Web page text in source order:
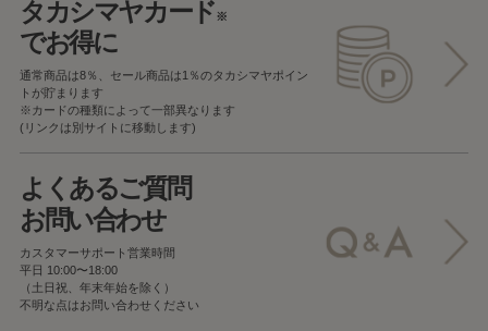
タカシマヤカード※
でお得に
通常商品は8％、セール商品は1％のタカシマヤポイン
トが貯まります
※カードの種類によって一部異なります
(リンクは別サイトに移動します)
よくあるご質問
お問い合わせ
カスタマーサポート営業時間
平日 10:00〜18:00
（土日祝、年末年始を除く）
不明な点はお問い合わせください